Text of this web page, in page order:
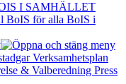
I SAMHÄLLET
BoIS för alla BoIS i
Verksamhetsplan
& Valberedning Press